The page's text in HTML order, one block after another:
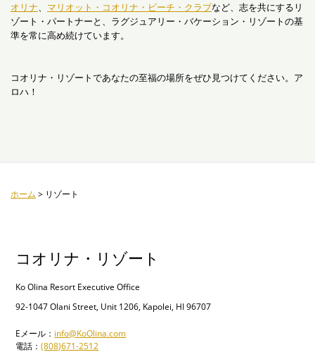
オリナ、 マリオット・コオリナ・ビーチ・クラブなど、志を共にするリ
ゾート・パートナーと、ラグジュアリー・バケーション・リゾートの基
準を常に高め続けています。
コオリナ・リゾートであなたの至福の場所をぜひ見つけてください。ア
ロハ！
ホーム > リゾート
コオリナ・リゾート
Ko Olina Resort Executive Office
92-1047 Olani Street, Unit 1206, Kapolei, HI 96707
Eメール： info@KoOlina.com
電話：(808)671-2512